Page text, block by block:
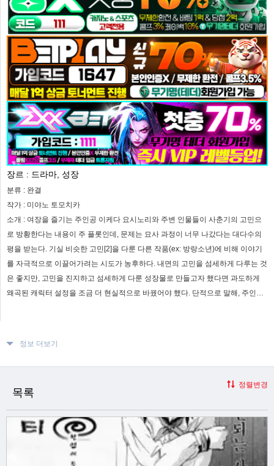
장르 : 드라마, 성장
분류 : 완결
작가 : 미야노 토모치카
소개 : 여장을 즐기는 주인공 이케다 요시노리와 주변 인물들이 사춘기의 고민으
로 방황한다는 내용이 주 플롯인데, 문제는 묘사 과정이 너무 나갔다는 대다수의
평을 받는다. 기실 비슷한 고민[2]을 다룬 다른 작품(ex: 방랑소년)에 비해 이야기
를 자극적으로 이끌어가려는 시도가 농후하다. 내면의 고민을 섬세하게 다루는 것
은 좋지만, 고민을 진지하고 섬세하게 다룬 성장물로 만들고자 했다면 과도하게
왜곡된 캐릭터 설정을 조금 더 현실적으로 바꿨어야 했다. 단적으로 말해, 주인공
정보 더보기
목록
정렬변경